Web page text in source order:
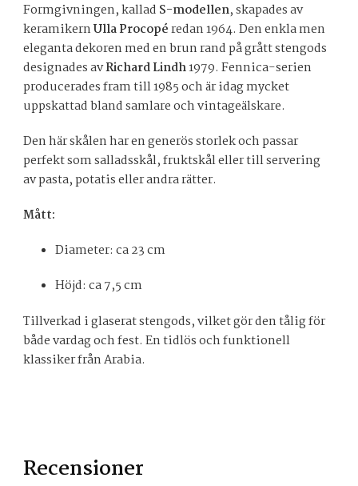
Formgivningen, kallad S-modellen, skapades av
keramikernUlla Procopéredan 1964. Den enkla men
eleganta dekoren med en brun rand på grått stengods
designades avRichard Lindh1979. Fennica-serien
producerades fram till 1985 och är idag mycket
uppskattad bland samlare och vintageälskare.
Den här skålen har en generös storlek och passar
perfekt som salladsskål, fruktskål eller till servering
av pasta, potatis eller andra rätter.
Mått:
Diameter: ca 23 cm
Höjd: ca 7,5 cm
Tillverkad i glaserat stengods, vilket gör den tålig för
både vardag och fest. En tidlös och funktionell
klassiker från Arabia.
Recensioner